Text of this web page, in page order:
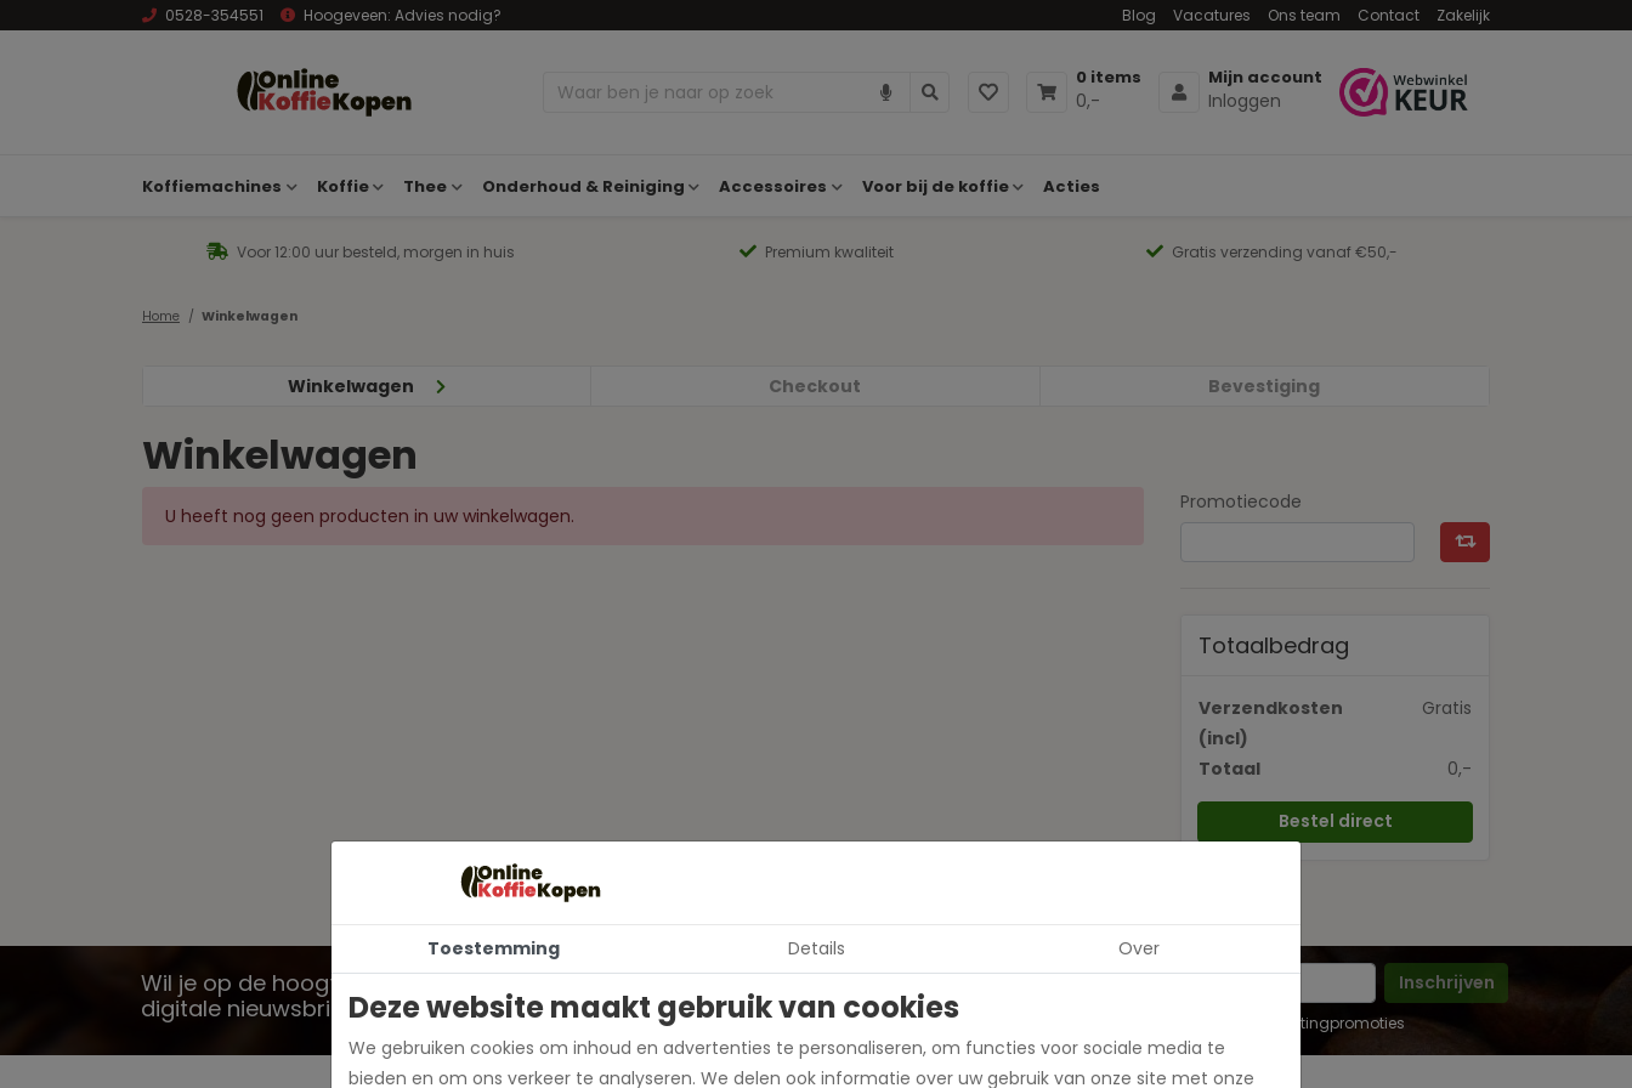
0528-354551 Hoogeveen: Advies nodig? Blog Vacatures Ons team Contact Zakelijk
0 items
0,-
Mijn account
Inloggen
Koffiemachines Koffie Thee Onderhoud & Reiniging Accessoires Voor bij de koffie Acties
Voor 12:00 uur besteld, morgen in huis Premium kwaliteit Gratis verzending vanaf €50,-
Home Winkelwagen
Winkelwagen Checkout Bevestiging
Winkelwagen
U heeft nog geen producten in uw winkelwagen.
Promotiecode
Totaalbedrag
Verzendkosten
(incl)
Gratis
Totaal 0,-
Bestel direct
Wil je op de hoogte blijven? Schrijf je dan in voor onze
digitale nieuwsbrief!
Inschrijven
Ja, ik schrijf me in voor de maandelijkse marketingpromoties
Toestemming Details Over
Deze website maakt gebruik van cookies
We gebruiken cookies om inhoud en advertenties te personaliseren, om functies voor sociale media te
bieden en om ons verkeer te analyseren. We delen ook informatie over uw gebruik van onze site met onze